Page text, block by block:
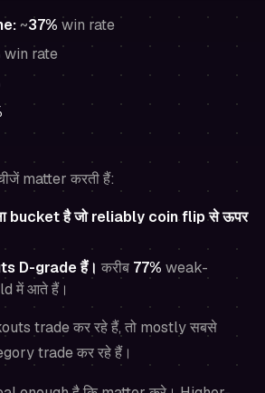
~37% win rate
win rate
matter करती हैं:
bucket है जो reliably coin flip से ऊपर
D-grade हैं। करीब 77% weak-
में आते हैं।
trade कर रहे हैं, तो mostly सबसे
trade कर रहे हैं।